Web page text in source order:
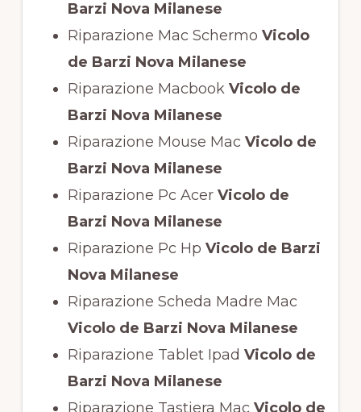
Barzi Nova Milanese
Riparazione Mac Schermo Vicolo
de Barzi Nova Milanese
Riparazione MacbookVicolo de
Barzi Nova Milanese
Riparazione Mouse Mac Vicolo de
Barzi Nova Milanese
Riparazione Pc AcerVicolo de
Barzi Nova Milanese
Riparazione Pc Hp Vicolo de Barzi
Nova Milanese
Riparazione Scheda Madre Mac
Vicolo de Barzi Nova Milanese
Riparazione Tablet Ipad Vicolo de
Barzi Nova Milanese
Riparazione Tastiera Mac Vicolo de